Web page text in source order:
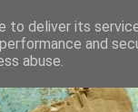
to deliver its
and
abuse.